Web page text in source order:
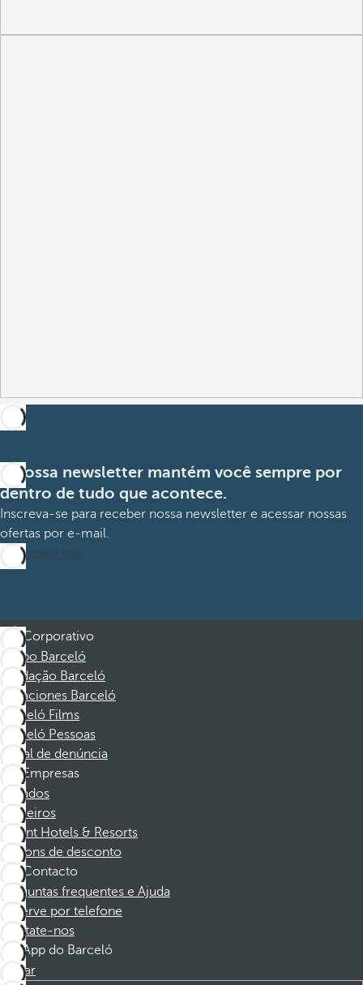
A nossa newsletter mantém você sempre por
dentro de tudo que acontece.
Inscreva-se para receber nossa newsletter e acessar nossas
ofertas por e-mail.
Inscrever-me
Corporativo
Grupo Barceló
Fundação Barceló
Vacaciones Barceló
Barceló Films
Barceló Pessoas
Canal de denúncia
Empresas
Afiliados
Parceiros
Dorint Hotels & Resorts
Cupons de desconto
Contacto
Perguntas frequentes e Ajuda
Reserve por telefone
Contate-nos
App do Barceló
Baixar